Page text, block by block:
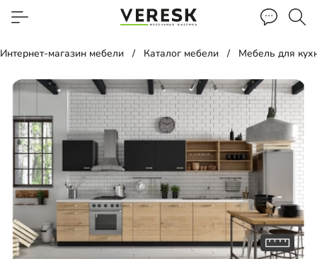
Интернет-магазин мебели Каталог мебели Мебель для